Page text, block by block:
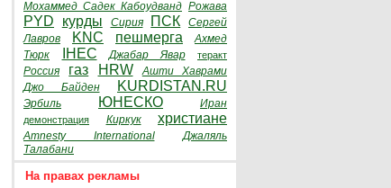
Мохаммед Садек Кабоудванд Рожава
PYD курды Сирия ПСК
Сергей
Лавров
KNC пешмерга
Ахмед
Тюрк
IHEC Джабар Явар теракт
Россия газ HRW
Ашти Хаврами
Джо Байден
KURDISTAN.RU
Эрбиль ЮНЕСКО Иран
демонстрация Киркук христиане
Amnesty International
Джаляль
Талабани
На правах рекламы